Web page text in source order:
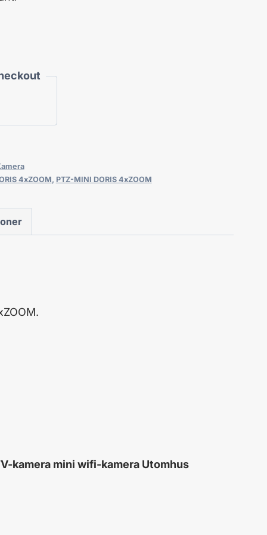
4xZOOM, PTZ-MINI DORIS 4xZOOM
kamera mini wifi-kamera Utomhus